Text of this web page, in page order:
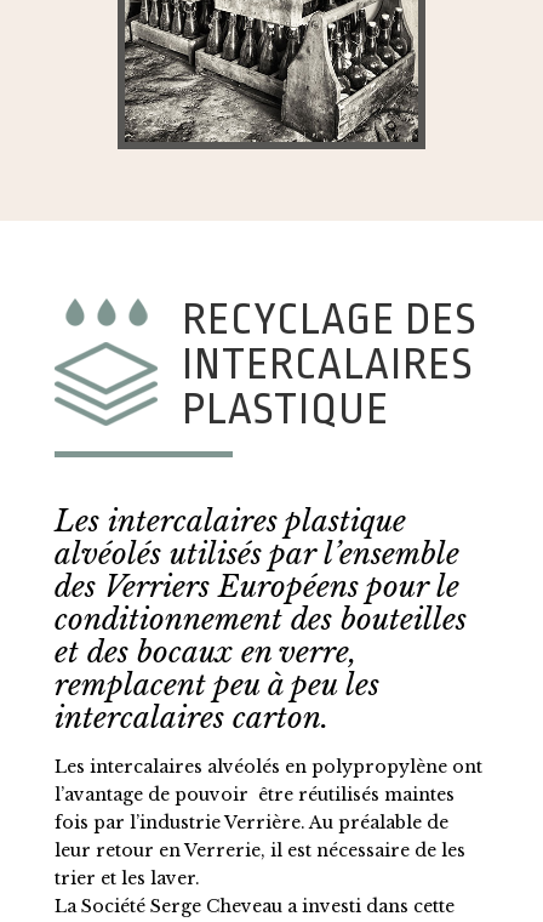
RECYCLAGE DES
INTERCALAIRES
PLASTIQUE
Les intercalaires plastique
alvéolés utilisés par l’ensemble
des Verriers Européens pour le
conditionnement des bouteilles
et des bocaux en verre,
remplacent peu à peu les
intercalaires carton.
Les intercalaires alvéolés en polypropylène ont
l’avantage de pouvoir être réutilisés maintes
fois par l’industrie Verrière. Au préalable de
leur retour en Verrerie, il est nécessaire de les
trier et les laver.
La Société Serge Cheveau a investi dans cette